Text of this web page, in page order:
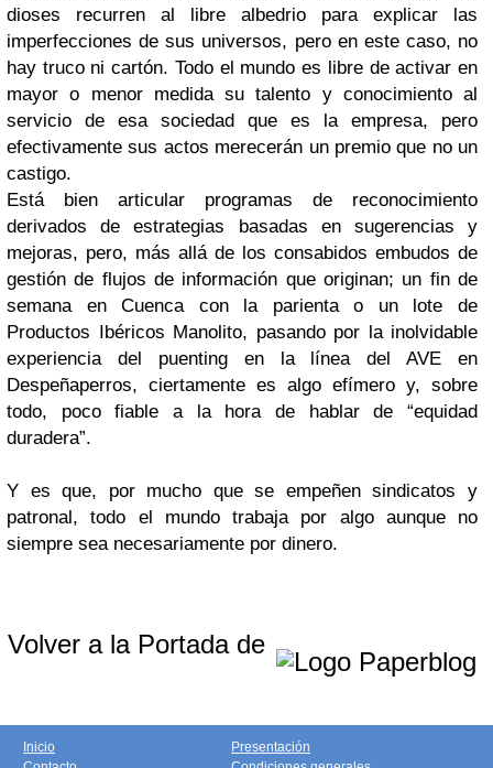
dioses recurren al libre albedrio para explicar las
imperfecciones de sus universos, pero en este caso, no
hay truco ni cartón. Todo el mundo es libre de activar en
mayor o menor medida su talento y conocimiento al
servicio de esa sociedad que es la empresa, pero
efectivamente sus actos merecerán un premio que no un
castigo.
Está bien articular programas de reconocimiento
derivados de estrategias basadas en sugerencias y
mejoras, pero, más allá de los consabidos embudos de
gestión de flujos de información que originan; un fin de
semana en Cuenca con la parienta o un lote de
Productos Ibéricos Manolito, pasando por la inolvidable
experiencia del puenting en la línea del AVE en
Despeñaperros, ciertamente es algo efímero y, sobre
todo, poco fiable a la hora de hablar de “equidad
duradera”.
Y es que, por mucho que se empeñen sindicatos y
patronal, todo el mundo trabaja por algo aunque no
siempre sea necesariamente por dinero.
Volver a la Portada de
Inicio
Presentación